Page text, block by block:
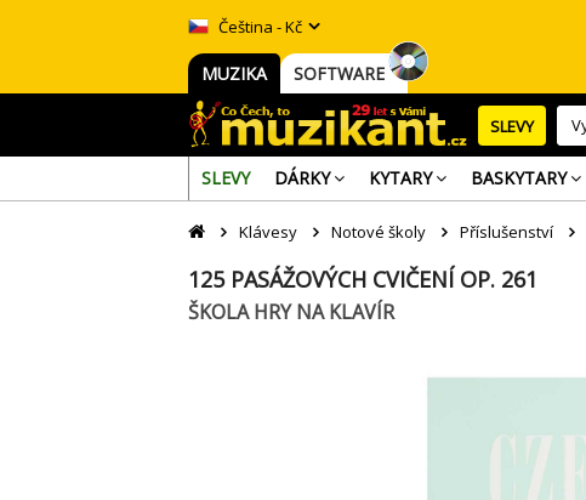
Čeština - Kč
MUZIKA SOFTWARE
SLEVY
SLEVY DÁRKY KYTARY BASKYTARY
Klávesy Notové školy Příslušenství
125 PASÁŽOVÝCH CVIČENÍ OP. 261
ŠKOLA HRY NA KLAVÍR